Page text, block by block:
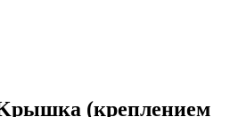
(креплением